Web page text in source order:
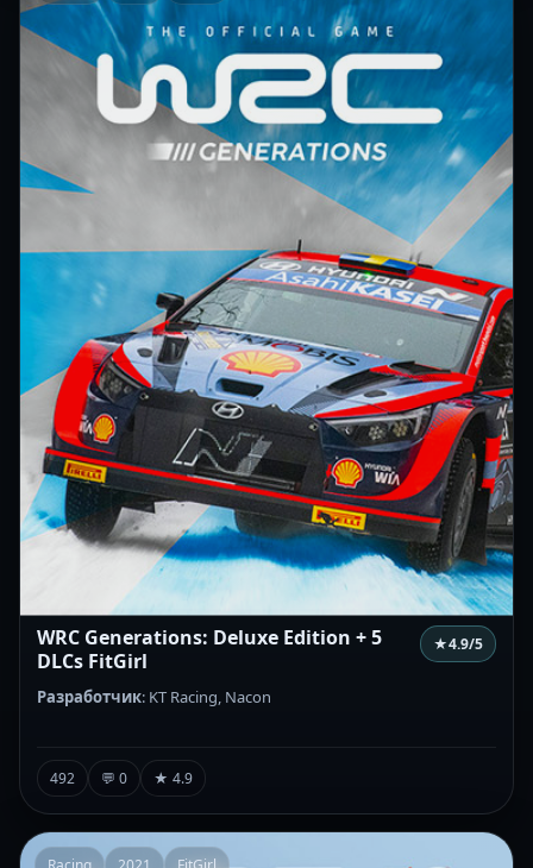
WRC Generations: Deluxe Edition + 5
DLCs FitGirl
★4.9/5
Разработчик: KT Racing, Nacon
492 💬 0 ★ 4.9